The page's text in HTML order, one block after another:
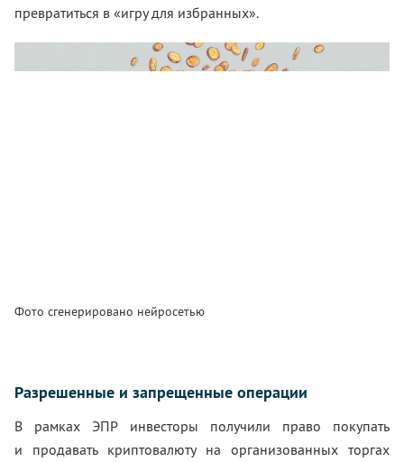
превратиться в «игру для избранных».
Фото сгенерировано нейросетью
Разрешенные и запрещенные операции
В рамках ЭПР инвесторы получили право покупать
и продавать криптовалюту на организованных торгах